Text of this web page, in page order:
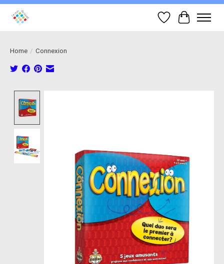
Wish List
Cart
Home / Connexion